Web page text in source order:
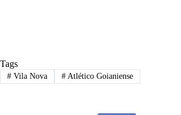
Tags
#Vila Nova #Atlético Goianiense